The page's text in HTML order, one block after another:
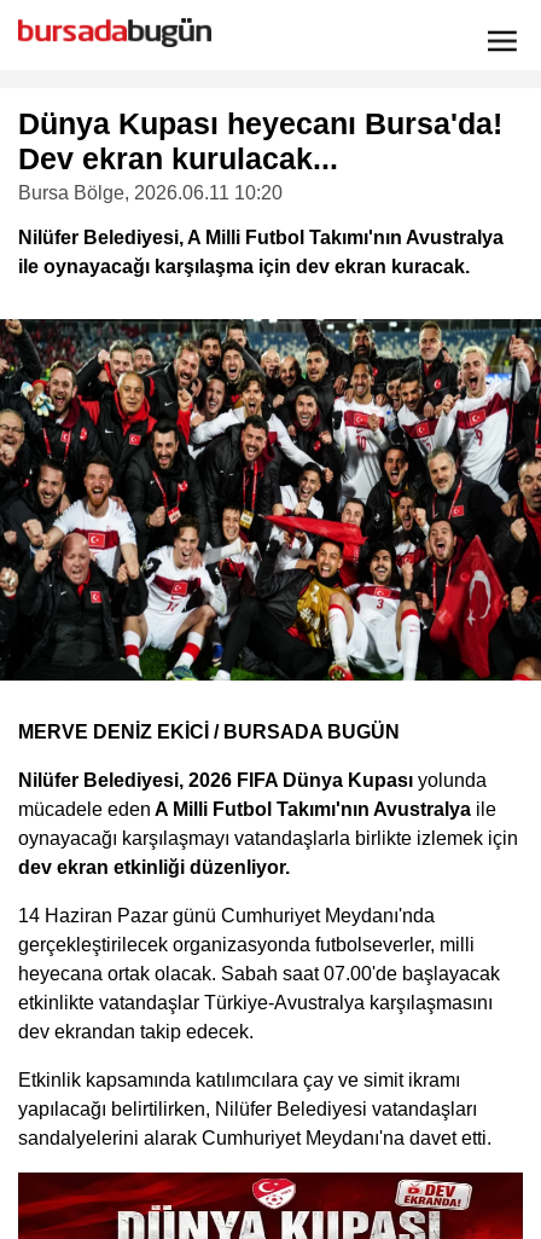
Dünya Kupası heyecanı Bursa'da!
Dev ekran kurulacak...
Bursa Bölge, 2026.06.11 10:20
Nilüfer Belediyesi, A Milli Futbol Takımı'nın Avustralya
ile oynayacağı karşılaşma için dev ekran kuracak.
MERVE DENİZ EKİCİ / BURSADA BUGÜN
Nilüfer Belediyesi, 2026 FIFA Dünya Kupası yolunda
mücadele eden A Milli Futbol Takımı'nın Avustralya ile
oynayacağı karşılaşmayı vatandaşlarla birlikte izlemek için
dev ekran etkinliği düzenliyor.
14 Haziran Pazar günü Cumhuriyet Meydanı'nda
gerçekleştirilecek organizasyonda futbolseverler, milli
heyecana ortak olacak. Sabah saat 07.00'de başlayacak
etkinlikte vatandaşlar Türkiye-Avustralya karşılaşmasını
dev ekrandan takip edecek.
Etkinlik kapsamında katılımcılara çay ve simit ikramı
yapılacağı belirtilirken, Nilüfer Belediyesi vatandaşları
sandalyelerini alarak Cumhuriyet Meydanı'na davet etti.